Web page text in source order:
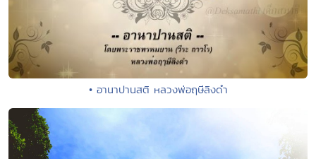
• อานาปานสติ หลวงพ่อฤษีลิงดำ